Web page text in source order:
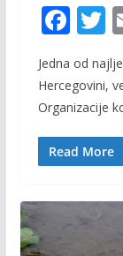
F
ac
e
b
o
o
T
w
Jedna od
Hercegovini,
Organizacije
Read More